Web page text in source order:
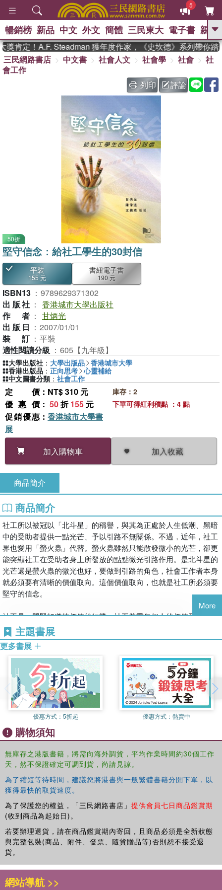
5
GO
熱搜： 東野圭吾 、 高希均教授回憶錄
史是一群喵 、 暑期推薦 、 國際布克
獎 臺灣漫遊錄 、 方念華 、 台灣的李
偉大的迷走神經
暢銷榜 新品 中文 外文 簡體 三民東大 電子書 親子
肯定！A.F. Steadman 獲年度作家，《史坎德》系列帶你踏
三民網路書店
中文書 社會人文 社會學 社會
社
會工作
列印
評論
50折
堅守信念：給社工學生的30封信
平裝
155 元
書紐電子書
190 元
ISBN13 ： 9789629371302
出版社 ： 香港城市大學出版社
作者 ： 甘炳光
出版日 ： 2007/01/01
裝訂 ： 平裝
適性閱讀分級 ： 605【九年級】
定價 ：NT$ 310 元
優惠價 ： 50折155 元
促銷優惠 ： 香港城市大學書
展
加入購物車
加入收藏
庫存：2
下單可得紅利積點 ：4 點
大學出版社 ： 大學出版品 香港城市大學
香港出版品 ： 正向思考 心靈補給
中文圖書分類 ： 社會工作
商品簡介
商品簡介
社工所以被冠以「北斗星」的稱譽，與其為正處於人生低潮、黑暗
中的受助者提供一點光芒、予以引路不無關係。不過，近年，社工
界也愛用「螢火蟲」代替。螢火蟲雖然只能散發微小的光芒，卻更
能突顯社工在受助者身上所發放的點點微光引路作用。是北斗星的
光芒還是螢火蟲的微光也好，要做到引路的角色，社會工作者本身
就必須要有清晰的價值取向。這個價值取向，也就是社工所必須要
堅守的信念。
社工是一門緊扣道德價值的行業，社工尊重每個人的價值及生命，
相信人有能力改變……然而這些都只是社工介入個案時所要持守的
一小部分信念。堅守信念，面對挑戰，對社會工作者而言，是必備
的質素。遺憾的是，社工面對挑戰或兩難局面時，總會有信念動搖
的時候。一個人無論信念多堅定，決心投入社工行列的心多熱熾，
總會有迷茫的一刻。
在踏足社工專業的路途上，一群社工老師透過30封書信分享個人對
社工信念的實踐體會，解答同學對社工專業的疑慮。獨行總不及有
人同行好。不論你是學生，還是在職社工，面對學習或工作上的挑
戰或困惑時，有這30封信如「螢火蟲」般引路及鼓勵，心裏想必可
更為踏實。
More
主題書展
更多書展
優惠方式： 5折起 優惠方式： 熱賣中
購物須知
無庫存之港版書籍，將需向海外調貨，平均作業時間約30個工作
天，然不保證確定可調到貨，尚請見諒。
為了縮短等待時間，建議您將港書與一般繁體書籍分開下單，以
獲得最快的取貨速度。
為了保護您的權益，「三民網路書店」 提供會員七日商品鑑賞期
(收到商品為起始日)。
若要辦理退貨，請在商品鑑賞期內寄回，且商品必須是全新狀態
與完整包裝(商品、附件、發票、隨貨贈品等)否則恕不接受退
貨。
網站導航 >>